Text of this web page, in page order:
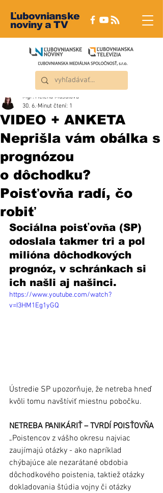
Ľubovnianske
noviny a TV
VIDEO + ANKETA
Neprišla vám obálka s
prognózou
o dôchodku?
Poisťovňa radí, čo
robiť
Mgr. Helena Musalová
30. 6. Minut čtení: 1
Sociálna poisťovňa (SP)
odoslala takmer tri a pol
milióna dôchodkových
prognóz, v schránkach si
ich našli aj našinci.
https://www.youtube.com/watch?
v=I3HM1Eg1yGQ
Ústredie SP upozorňuje, že netreba hneď
kvôli tomu navštíviť miestnu pobočku.
NETREBA PANIKÁRIŤ – TVRDÍ POISŤOVŇA
„Poistencov z vášho okresu najviac
zaujímajú otázky - ako napríklad
chýbajúce ale nezarátané obdobia
dôchodkového poistenia, taktiež otázky
dokladovania štúdia vojny či otázky